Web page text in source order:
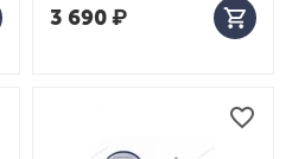
3 690₽